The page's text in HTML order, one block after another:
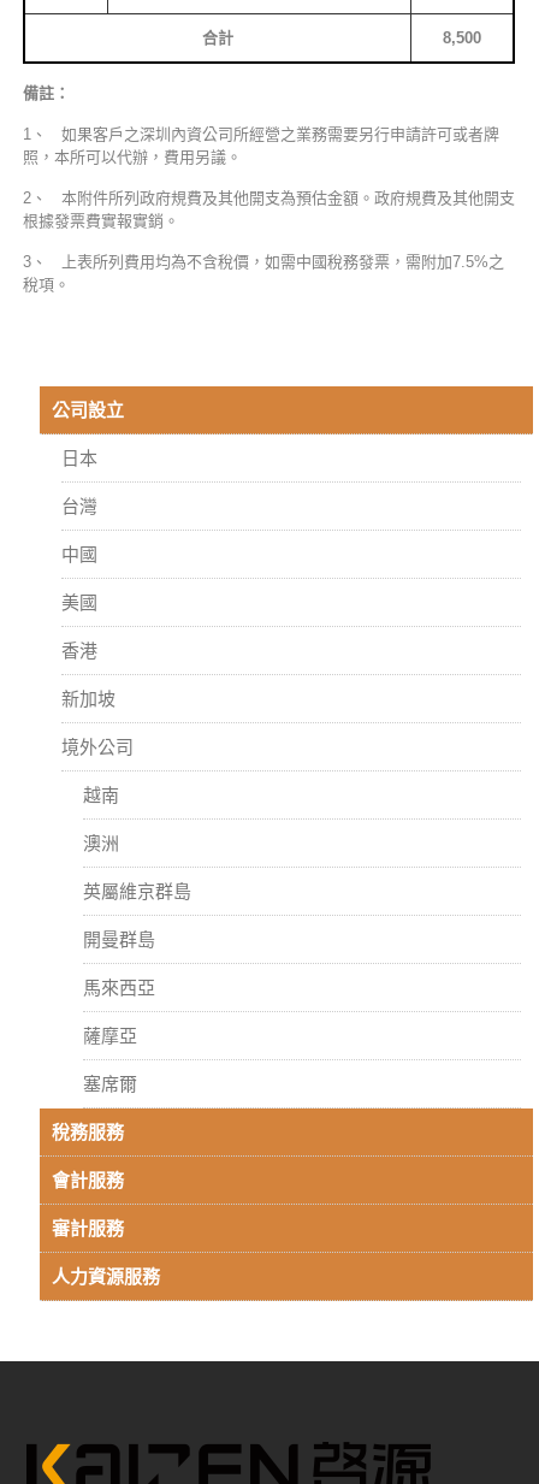
合計 8,500
備註：
1、 如果客戶之深圳內資公司所經營之業務需要另行申請許可或者牌
照，本所可以代辦，費用另議。
2、 本附件所列政府規費及其他開支為預估金額。政府規費及其他開支
根據發票費實報實銷。
3、 上表所列費用均為不含稅價，如需中國稅務發票，需附加7.5%之
稅項。
公司設立
日本
台灣
中國
美國
香港
新加坡
境外公司
越南
澳洲
英屬維京群島
開曼群島
馬來西亞
薩摩亞
塞席爾
稅務服務
會計服務
審計服務
人力資源服務